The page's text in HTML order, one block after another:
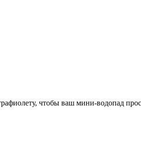
чтобы ваш мини-водопад